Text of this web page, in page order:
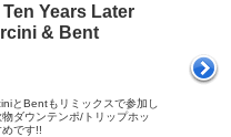
Years Later
& Bent
とBentもリミックスで参加し
ダウンテンポ/トリップホッ
です!!